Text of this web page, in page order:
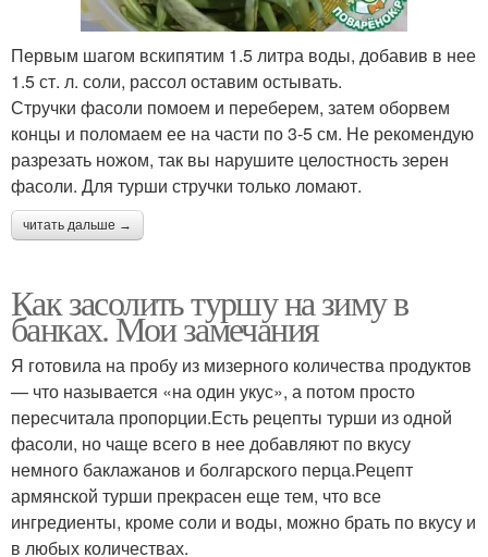
Первым шагом вскипятим 1.5 литра воды, добавив в нее
1.5 ст. л. соли, рассол оставим остывать.
Стручки фасоли помоем и переберем, затем оборвем
концы и поломаем ее на части по 3-5 см. Не рекомендую
разрезать ножом, так вы нарушите целостность зерен
фасоли. Для турши стручки только ломают.
читать дальше →
Как засолить туршу на зиму в
банках. Мои замечания
Я готовила на пробу из мизерного количества продуктов
— что называется «на один укус», а потом просто
пересчитала пропорции.Есть рецепты турши из одной
фасоли, но чаще всего в нее добавляют по вкусу
немного баклажанов и болгарского перца.Рецепт
армянской турши прекрасен еще тем, что все
ингредиенты, кроме соли и воды, можно брать по вкусу и
в любых количествах.